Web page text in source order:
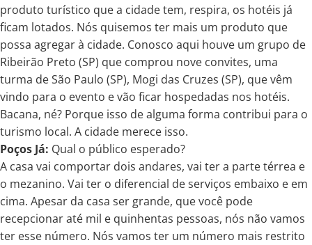
produto turístico que a cidade tem, respira, os hotéis já
ficam lotados. Nós quisemos ter mais um produto que
possa agregar à cidade. Conosco aqui houve um grupo de
Ribeirão Preto (SP) que comprou nove convites, uma
turma de São Paulo (SP), Mogi das Cruzes (SP), que vêm
vindo para o evento e vão ficar hospedadas nos hotéis.
Bacana, né? Porque isso de alguma forma contribui para o
turismo local. A cidade merece isso.
Poços Já: Qual o público esperado?
A casa vai comportar dois andares, vai ter a parte térrea e
o mezanino. Vai ter o diferencial de serviços embaixo e em
cima. Apesar da casa ser grande, que você pode
recepcionar até mil e quinhentas pessoas, nós não vamos
ter esse número. Nós vamos ter um número mais restrito